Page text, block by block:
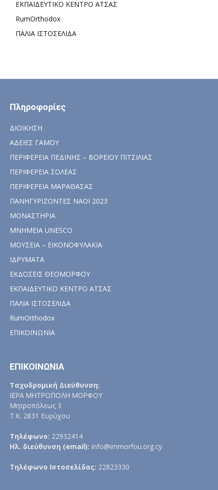
ΕΚΠΑΙΔΕΥΤΙΚΟ ΚΕΝΤΡΟ ΑΤΣΑΣ
RumOrthodox
ΠΑΛΙΑ ΙΣΤΟΣΕΛΙΔΑ
Πληροφορίες
ΔΙΟΙΚΗΣΗ
ΑΔΕΙΕΣ ΓΑΜΟΥ
ΠΕΡΙΦΕΡΕΙΑ ΠΕΔΙΝΗΣ – ΒΟΡΕΙΟΥ ΠΙΤΣΙΛΙΑΣ
ΠΕΡΙΦΕΡΕΙΑ ΣΟΛΕΑΣ
ΠΕΡΙΦΕΡΕΙΑ ΜΑΡΑΘΑΣΑΣ
ΠΑΝΗΓΥΡΙΖΟΝΤΕΣ ΝΑΟΙ 2023
ΜΟΝΑΣΤΗΡΙΑ
ΜΝΗΜΕΙΑ UNESCO
ΜΟΥΣΕΙΑ – ΕΙΚΟΝΟΦΥΛΑΚΙΑ
ΙΔΡΥΜΑΤΑ
ΕΚΔΟΣΕΙΣ ΘΕΟΜΟΡΦΟΥ
ΕΚΠΑΙΔΕΥΤΙΚΟ ΚΕΝΤΡΟ ΑΤΣΑΣ
ΠΑΛΙΑ ΙΣΤΟΣΕΛΙΔΑ
RumOrthodox
ΕΠΙΚΟΙΝΩΝΙΑ
ΕΠΙΚΟΙΝΩΝΙΑ
Ταχυδρομική Διεύθυνση:
ΙΕΡΑ ΜΗΤΡΟΠΟΛΗ ΜΟΡΦΟΥ
Μητροπόλεως 3
Τ.Κ. 2831 Ευρύχου
Τηλέφωνο: 22932414
Ηλ. διεύθυνση (email): info@immorfou.org.cy
Τηλέφωνο Ιστοσελίδας: 22823330